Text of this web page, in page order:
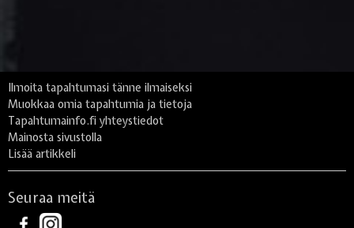
Ilmoita tapahtumasi tänne ilmaiseksi
Muokkaa omia tapahtumia ja tietoja
Tapahtumainfo.fi yhteystiedot
Mainosta sivustolla
Lisää artikkeli
Seuraa meitä